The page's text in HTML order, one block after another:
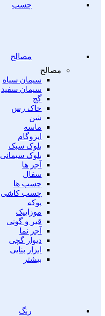
چسب
مصالح
مصالح
سیمان سیاه
سیمان سفید
گچ
خاک رس
شن
ماسه
ایزوگام
بلوک سبک
بلوک سیمانی
آجر ها
سفال
چسب ها
چسب کاشی
پوکه
موزاییک
قیر و گونی
آجر نما
دیوار گچی
ابزار بنایی
بیشتر
رنگ